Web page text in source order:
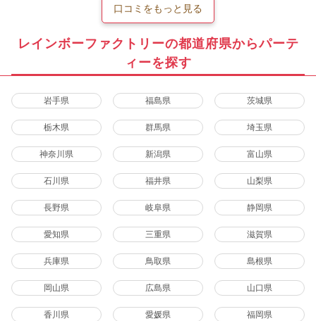
口コミをもっと見る
レインボーファクトリーの都道府県からパーテ
ィーを探す
岩手県 福島県 茨城県
栃木県 群馬県 埼玉県
神奈川県 新潟県 富山県
石川県 福井県 山梨県
長野県 岐阜県 静岡県
愛知県 三重県 滋賀県
兵庫県 鳥取県 島根県
岡山県 広島県 山口県
香川県 愛媛県 福岡県